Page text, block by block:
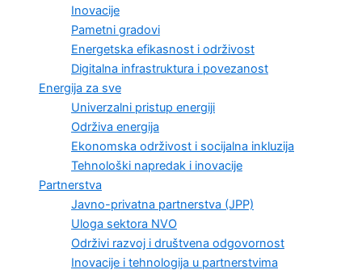
Inovacije
Pametni gradovi
Energetska efikasnost i održivost
Digitalna infrastruktura i povezanost
Energija za sve
Univerzalni pristup energiji
Održiva energija
Ekonomska održivost i socijalna inkluzija
Tehnološki napredak i inovacije
Partnerstva
Javno-privatna partnerstva (JPP)
Uloga sektora NVO
Održivi razvoj i društvena odgovornost
Inovacije i tehnologija u partnerstvima